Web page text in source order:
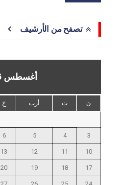
تصفح من الأرشيف
أغسطس 2026
ن ث أرب خ
3
4
5
6
10
11
12
13
17
18
19
20